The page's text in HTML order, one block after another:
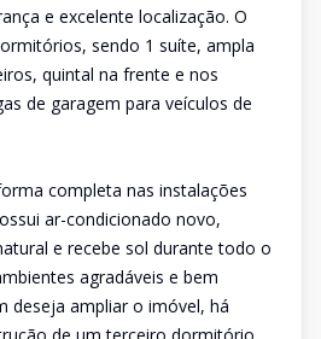
e excelente localização. O
sendo 1 suíte, ampla
quintal na frente e nos
de garagem para veículos de
completa nas instalações
ar-condicionado novo,
e recebe sol durante todo o
agradáveis e bem
deseja ampliar o imóvel, há